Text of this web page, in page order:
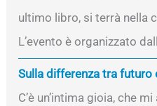
ultimo libro, si terrà nella
L’evento è organizzato
Sulla differenza tra futuro
C’è un’intima gioia, che